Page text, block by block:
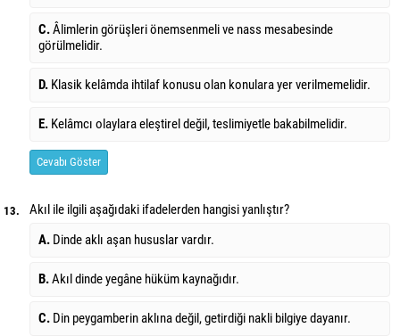
C.Âlimlerin görüşleri önemsenmeli ve nass mesabesinde
görülmelidir.
D. Klasik kelâmda ihtilaf konusu olan konulara yer verilmemelidir.
E. Kelâmcı olaylara eleştirel değil, teslimiyetle bakabilmelidir.
Cevabı Göster
13.
Akıl ile ilgili aşağıdaki ifadelerden hangisi yanlıştır?
A. Dinde aklı aşan hususlar vardır.
B.Akıl dinde yegâne hüküm kaynağıdır.
C. Din peygamberin aklına değil, getirdiği nakli bilgiye dayanır.